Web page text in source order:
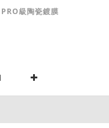
級陶瓷鍍膜